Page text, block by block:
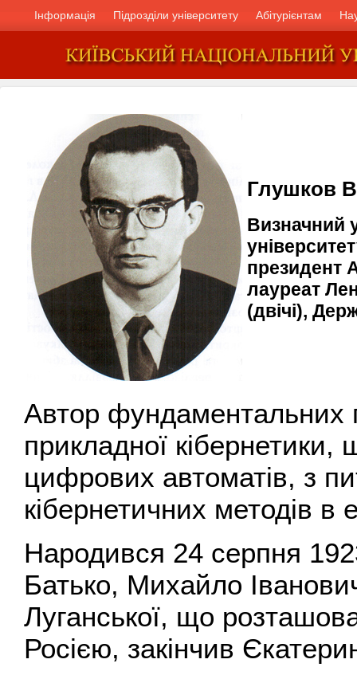
Інформація Підрозділи університету Абітурієнтам
Глушков
Визначний
президент
лауреат
(двічі),
Автор фундаментальних
прикладної кібернетики,
цифрових автоматів, з
кібернетичних методів в
Народився 24 серпня
Батько, Михайло
Луганської, що
Росією, закінчив